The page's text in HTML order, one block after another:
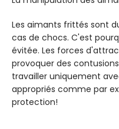
Les aimants frittés sont
cas de chocs. C'est
évitée. Les forces
provoquer des
travailler uniquement
appropriés comme par
protection!